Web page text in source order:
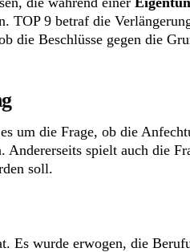
TOP 9 betraf die
Beschlüsse gegen die
um die Frage, ob die
Andererseits spielt auch die
soll.
Es wurde erwogen, die